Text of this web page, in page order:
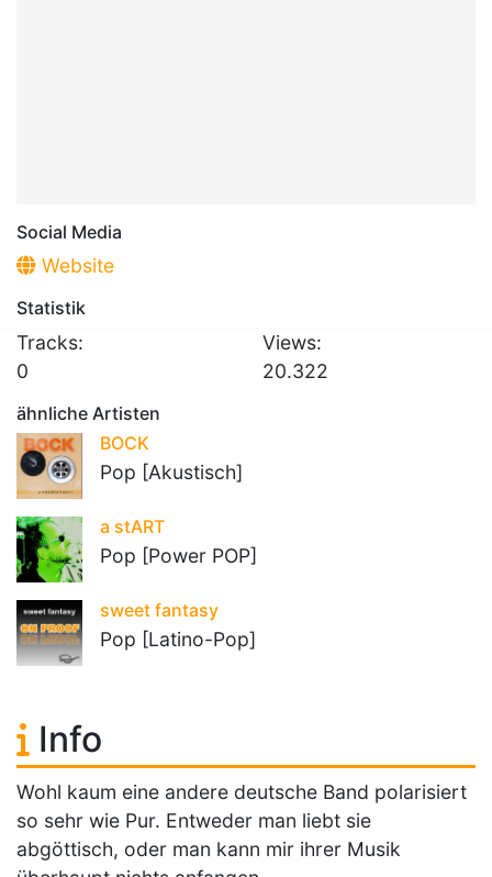
Social Media
Website
Statistik
Tracks:
0
Views:
20.322
ähnliche Artisten
BOCK
Pop [Akustisch]
a stART
Pop [Power POP]
sweet fantasy
Pop [Latino-Pop]
Info
Wohl kaum eine andere deutsche Band polarisiert
so sehr wie Pur. Entweder man liebt sie
abgöttisch, oder man kann mir ihrer Musik